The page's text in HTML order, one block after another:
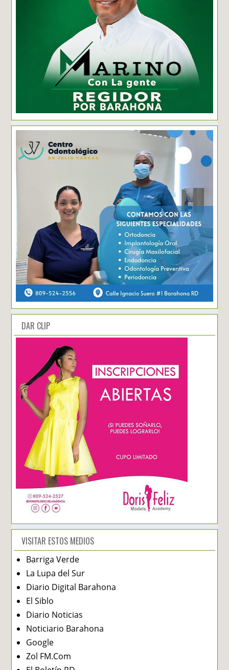
DAR CLIP
VISITAR ESTOS MEDIOS
Barriga Verde
La Lupa del Sur
Diario Digital Barahona
El Siblo
Diario Noticias
Noticiario Barahona
Google
Zol FM.Com